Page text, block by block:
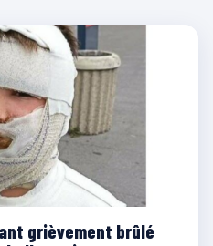
grièvement brûlé